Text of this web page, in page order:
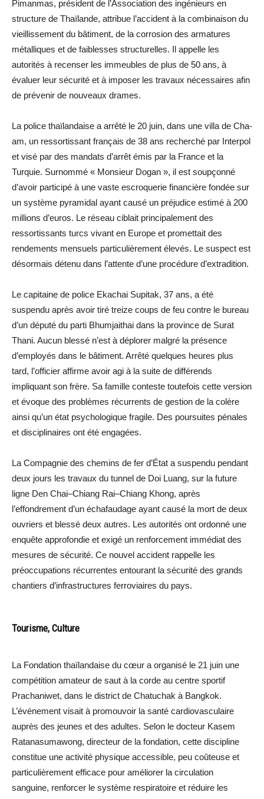
Pimanmas, président de l’Association des ingénieurs en
structure de Thaïlande, attribue l’accident à la combinaison du
vieillissement du bâtiment, de la corrosion des armatures
métalliques et de faiblesses structurelles. Il appelle les
autorités à recenser les immeubles de plus de 50 ans, à
évaluer leur sécurité et à imposer les travaux nécessaires afin
de prévenir de nouveaux drames.
La police thaïlandaise a arrêté le 20 juin, dans une villa de Cha-
am, un ressortissant français de 38 ans recherché par Interpol
et visé par des mandats d’arrêt émis par la France et la
Turquie. Surnommé « Monsieur Dogan », il est soupçonné
d’avoir participé à une vaste escroquerie financière fondée sur
un système pyramidal ayant causé un préjudice estimé à 200
millions d’euros. Le réseau ciblait principalement des
ressortissants turcs vivant en Europe et promettait des
rendements mensuels particulièrement élevés. Le suspect est
désormais détenu dans l’attente d’une procédure d’extradition.
Le capitaine de police Ekachai Supitak, 37 ans, a été
suspendu après avoir tiré treize coups de feu contre le bureau
d’un député du parti Bhumjaithai dans la province de Surat
Thani. Aucun blessé n’est à déplorer malgré la présence
d’employés dans le bâtiment. Arrêté quelques heures plus
tard, l’officier affirme avoir agi à la suite de différends
impliquant son frère. Sa famille conteste toutefois cette version
et évoque des problèmes récurrents de gestion de la colère
ainsi qu’un état psychologique fragile. Des poursuites pénales
et disciplinaires ont été engagées.
La Compagnie des chemins de fer d’État a suspendu pendant
deux jours les travaux du tunnel de Doi Luang, sur la future
ligne Den Chai–Chiang Rai–Chiang Khong, après
l’effondrement d’un échafaudage ayant causé la mort de deux
ouvriers et blessé deux autres. Les autorités ont ordonné une
enquête approfondie et exigé un renforcement immédiat des
mesures de sécurité. Ce nouvel accident rappelle les
préoccupations récurrentes entourant la sécurité des grands
chantiers d’infrastructures ferroviaires du pays.
Tourisme, Culture
La Fondation thaïlandaise du cœur a organisé le 21 juin une
compétition amateur de saut à la corde au centre sportif
Prachaniwet, dans le district de Chatuchak à Bangkok.
L’événement visait à promouvoir la santé cardiovasculaire
auprès des jeunes et des adultes. Selon le docteur Kasem
Ratanasumawong, directeur de la fondation, cette discipline
constitue une activité physique accessible, peu coûteuse et
particulièrement efficace pour améliorer la circulation
sanguine, renforcer le système respiratoire et réduire les